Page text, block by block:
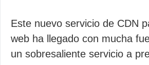
Este nuevo servicio de CDN
web ha llegado con mucha
un sobresaliente servicio a